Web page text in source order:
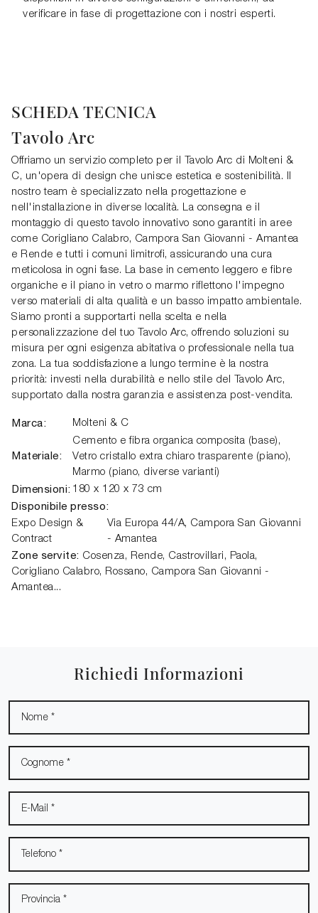
verificare in fase di progettazione con i nostri esperti.
SCHEDA TECNICA
Tavolo Arc
Offriamo un servizio completo per il Tavolo Arc di Molteni &
C, un'opera di design che unisce estetica e sostenibilità. Il
nostro team è specializzato nella progettazione e
nell'installazione in diverse località. La consegna e il
montaggio di questo tavolo innovativo sono garantiti in aree
come Corigliano Calabro, Campora San Giovanni - Amantea
e Rende e tutti i comuni limitrofi, assicurando una cura
meticolosa in ogni fase. La base in cemento leggero e fibre
organiche e il piano in vetro o marmo riflettono l'impegno
verso materiali di alta qualità e un basso impatto ambientale.
Siamo pronti a supportarti nella scelta e nella
personalizzazione del tuo Tavolo Arc, offrendo soluzioni su
misura per ogni esigenza abitativa o professionale nella tua
zona. La tua soddisfazione a lungo termine è la nostra
priorità: investi nella durabilità e nello stile del Tavolo Arc,
supportato dalla nostra garanzia e assistenza post-vendita.
Marca: Molteni & C
Materiale:
Cemento e fibra organica composita (base),
Vetro cristallo extra chiaro trasparente (piano),
Marmo (piano, diverse varianti)
Dimensioni: 180 x 120 x 73 cm
Disponibile presso:
Expo Design &
Contract
Via Europa 44/A, Campora San Giovanni
- Amantea
Zone servite: Cosenza, Rende, Castrovillari, Paola,
Corigliano Calabro, Rossano, Campora San Giovanni -
Amantea...
Richiedi Informazioni